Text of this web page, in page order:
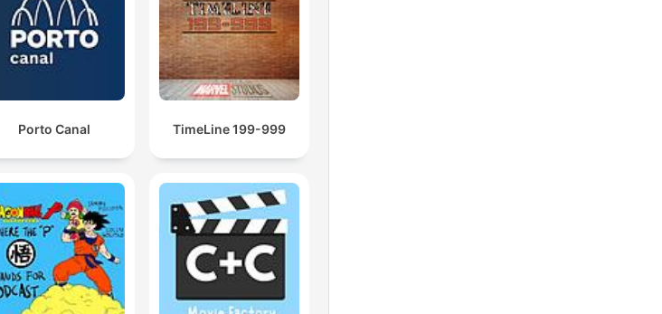
Porto Canal TimeLine 199-999